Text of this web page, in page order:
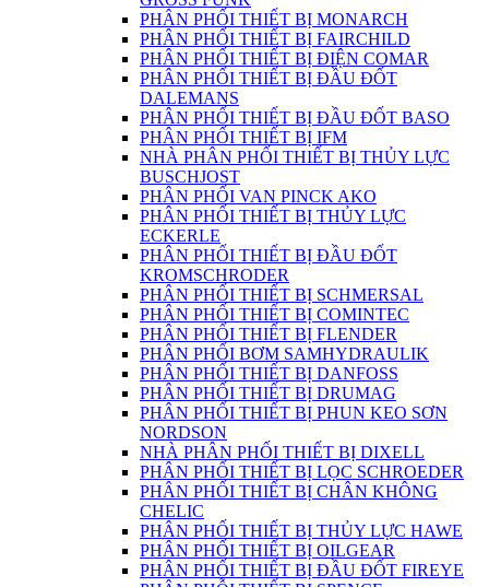
PHÂN PHỐI THIẾT BỊ MONARCH
PHÂN PHỐI THIẾT BỊ FAIRCHILD
PHÂN PHỐI THIẾT BỊ ĐIỆN COMAR
PHÂN PHỐI THIẾT BỊ ĐẦU ĐỐT
DALEMANS
PHÂN PHỐI THIẾT BỊ ĐẦU ĐỐT BASO
PHÂN PHỐI THIẾT BỊ IFM
NHÀ PHÂN PHỐI THIẾT BỊ THỦY LỰC
BUSCHJOST
PHÂN PHỐI VAN PINCK AKO
PHÂN PHỐI THIẾT BỊ THỦY LỰC
ECKERLE
PHÂN PHỐI THIẾT BỊ ĐẦU ĐỐT
KROMSCHRODER
PHÂN PHỐI THIẾT BỊ SCHMERSAL
PHÂN PHỐI THIẾT BỊ COMINTEC
PHÂN PHỐI THIẾT BỊ FLENDER
PHÂN PHỐI BƠM SAMHYDRAULIK
PHÂN PHỐI THIẾT BỊ DANFOSS
PHÂN PHỐI THIẾT BỊ DRUMAG
PHÂN PHỐI THIẾT BỊ PHUN KEO SƠN
NORDSON
NHÀ PHÂN PHỐI THIẾT BỊ DIXELL
PHÂN PHỐI THIẾT BỊ LỌC SCHROEDER
PHÂN PHỐI THIẾT BỊ CHÂN KHÔNG
CHELIC
PHÂN PHỐI THIẾT BỊ THỦY LỰC HAWE
PHÂN PHỐI THIẾT BỊ OILGEAR
PHÂN PHỐI THIẾT BỊ ĐẦU ĐỐT FIREYE